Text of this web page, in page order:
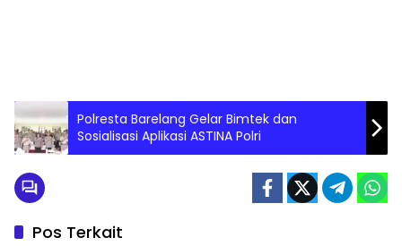
Polresta Barelang Gelar Bimtek dan
Sosialisasi Aplikasi ASTINA Polri
Pos Terkait